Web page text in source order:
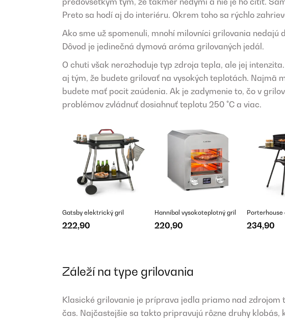
Preto sa hodí aj do interiéru. Okrem toho sa rýchlo
Ako sme už spomenuli, mnohí milovníci grilovania nedajú
Dôvod je jedinečná dymová aróma grilovaných jedál.
O chuti však nerozhoduje typ zdroja tepla, ale jej
aj tým, že budete grilovať na vysokých teplotách. Najmä
budete mať pocit zaúdenia. Ak je zadymenie to, čo v
problémov zvládnuť dosiahnuť teplotu 250 °C a viac.
Gatsby elektrický gril
222,90
Hannibal vysokoteplotný gril
220,90
Porterhouse
234,90
Záleží na type grilovania
Klasické grilovanie je príprava jedla priamo nad
čas. Najčastejšie sa takto pripravujú rôzne druhy klobás,